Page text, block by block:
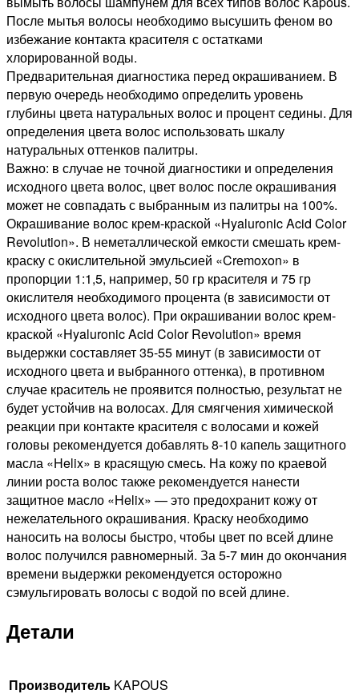
После мытья волосы необходимо высушить феном во
избежание контакта красителя с остатками
хлорированной воды.
Предварительная диагностика перед окрашиванием. В
первую очередь необходимо определить уровень
глубины цвета натуральных волос и процент седины. Для
определения цвета волос использовать шкалу
натуральных оттенков палитры.
Важно: в случае не точной диагностики и определения
исходного цвета волос, цвет волос после окрашивания
может не совпадать с выбранным из палитры на 100%.
Окрашивание волос крем-краской «Hyaluronic Acid Color
Revolution». В неметаллической емкости смешать крем-
краску с окислительной эмульсией «Cremoxon» в
пропорции 1:1,5, например, 50 гр красителя и 75 гр
окислителя необходимого процента (в зависимости от
исходного цвета волос). При окрашивании волос крем-
краской «Hyaluronic Acid Color Revolution» время
выдержки составляет 35-55 минут (в зависимости от
исходного цвета и выбранного оттенка), в противном
случае краситель не проявится полностью, результат не
будет устойчив на волосах. Для смягчения химической
реакции при контакте красителя с волосами и кожей
головы рекомендуется добавлять 8-10 капель защитного
масла «Helix» в красящую смесь. На кожу по краевой
линии роста волос также рекомендуется нанести
защитное масло «Helix» — это предохранит кожу от
нежелательного окрашивания. Краску необходимо
наносить на волосы быстро, чтобы цвет по всей длине
волос получился равномерный. За 5-7 мин до окончания
времени выдержки рекомендуется осторожно
сэмульгировать волосы с водой по всей длине.
Детали
Производитель KAPOUS